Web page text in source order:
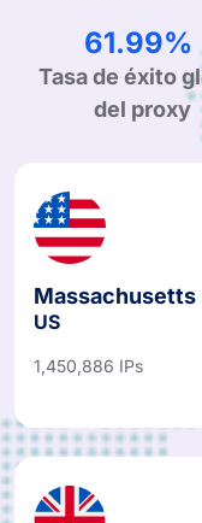
98.98%
Tasa de éxito
del proxy
Massachusetts
US
1,450,886 IPs